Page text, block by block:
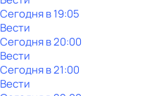
Сегодня в 19:05
Вести
Сегодня в 20:00
Вести
Сегодня в 21:00
Вести